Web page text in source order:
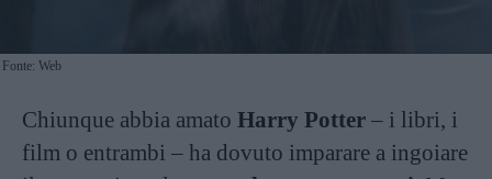
Fonte: Web
Chiunque abbia amato Harry Potter – i libri, i
film o entrambi – ha dovuto imparare a ingoiare